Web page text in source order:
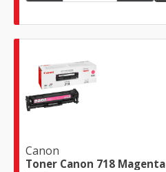
Canon
Toner Canon 718 Magenta